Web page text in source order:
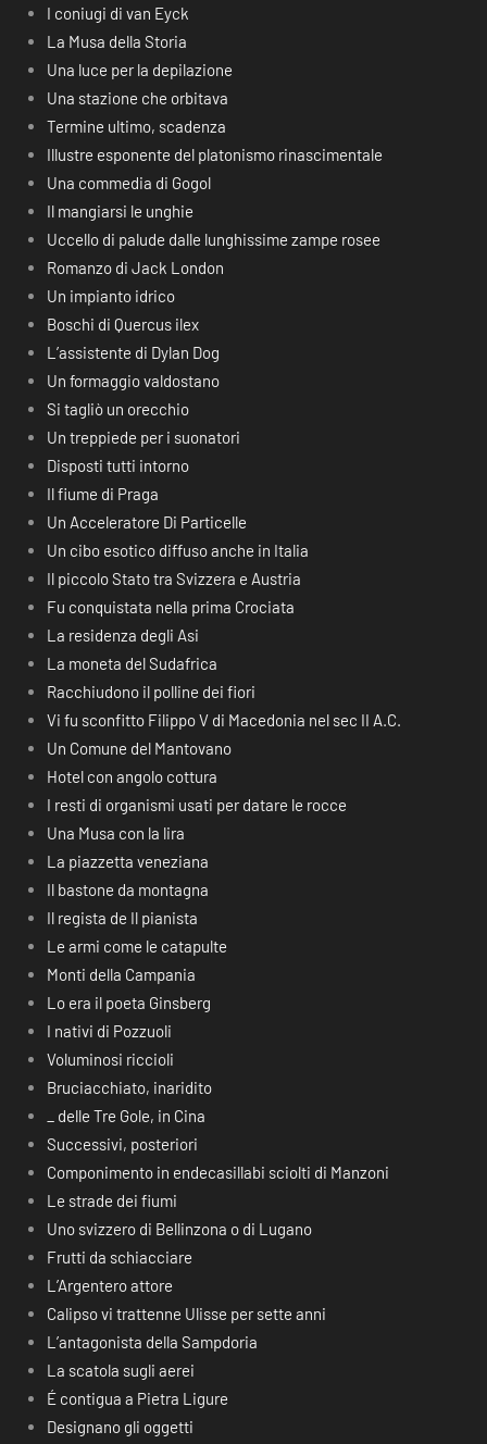
I coniugi di van Eyck
La Musa della Storia
Una luce per la depilazione
Una stazione che orbitava
Termine ultimo, scadenza
Illustre esponente del platonismo rinascimentale
Una commedia di Gogol
Il mangiarsi le unghie
Uccello di palude dalle lunghissime zampe rosee
Romanzo di Jack London
Un impianto idrico
Boschi di Quercus ilex
L’assistente di Dylan Dog
Un formaggio valdostano
Si tagliò un orecchio
Un treppiede per i suonatori
Disposti tutti intorno
Il fiume di Praga
Un Acceleratore Di Particelle
Un cibo esotico diffuso anche in Italia
Il piccolo Stato tra Svizzera e Austria
Fu conquistata nella prima Crociata
La residenza degli Asi
La moneta del Sudafrica
Racchiudono il polline dei fiori
Vi fu sconfitto Filippo V di Macedonia nel sec II A.C.
Un Comune del Mantovano
Hotel con angolo cottura
I resti di organismi usati per datare le rocce
Una Musa con la lira
La piazzetta veneziana
Il bastone da montagna
Il regista de Il pianista
Le armi come le catapulte
Monti della Campania
Lo era il poeta Ginsberg
I nativi di Pozzuoli
Voluminosi riccioli
Bruciacchiato, inaridito
_ delle Tre Gole, in Cina
Successivi, posteriori
Componimento in endecasillabi sciolti di Manzoni
Le strade dei fiumi
Uno svizzero di Bellinzona o di Lugano
Frutti da schiacciare
L’Argentero attore
Calipso vi trattenne Ulisse per sette anni
L’antagonista della Sampdoria
La scatola sugli aerei
É contigua a Pietra Ligure
Designano gli oggetti